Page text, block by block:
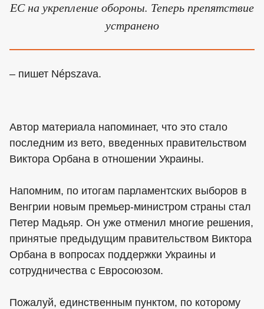
ЕС на укрепление обороны. Теперь препятствие
устранено
– пишет Népszava.
Автор материала напоминает, что это стало
последним из ветo, введенных правительством
Виктора Орбана в отношении Украины.
Напомним, по итогам парламентских выборов в
Венгрии новым премьер-министром страны стал
Петер Мадьяр. Он уже отменил многие решения,
принятые предыдущим правительством Виктора
Орбана в вопросах поддержки Украины и
сотрудничества с Евросоюзом.
Пожалуй, единственным пунктом, по которому